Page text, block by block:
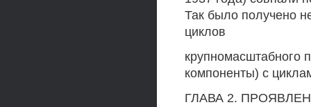
Так было получено
циклов
крупномасштабного
компоненты) с
ГЛАВА 2.